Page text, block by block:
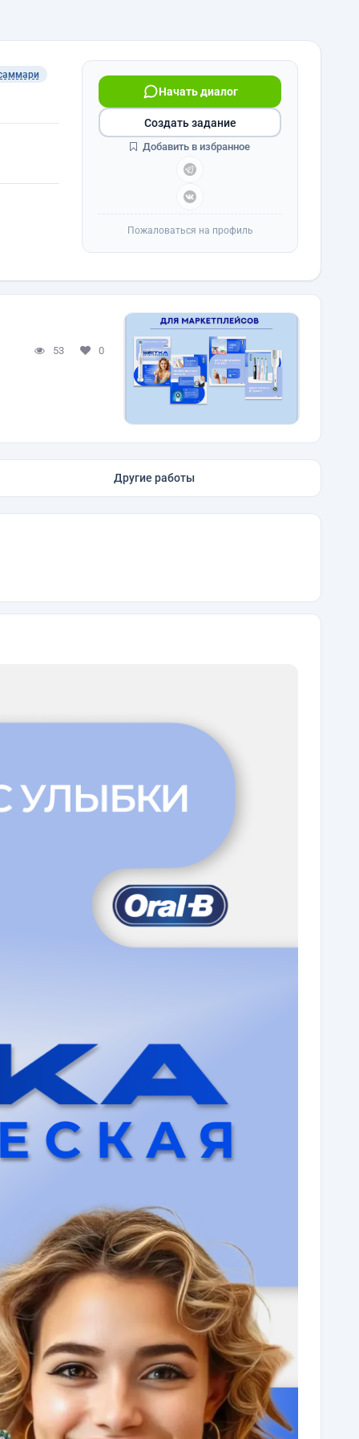
Начать диалог
Создать задание
Добавить в избранное
Пожаловаться на профиль
53 0
Другие работы